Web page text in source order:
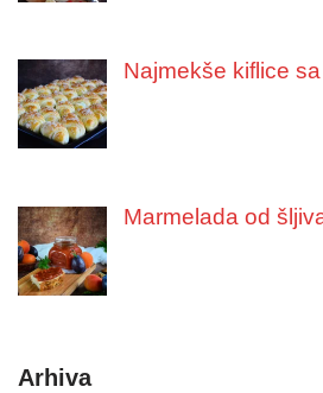
Najmekše kiflice
Marmelada od
Arhiva